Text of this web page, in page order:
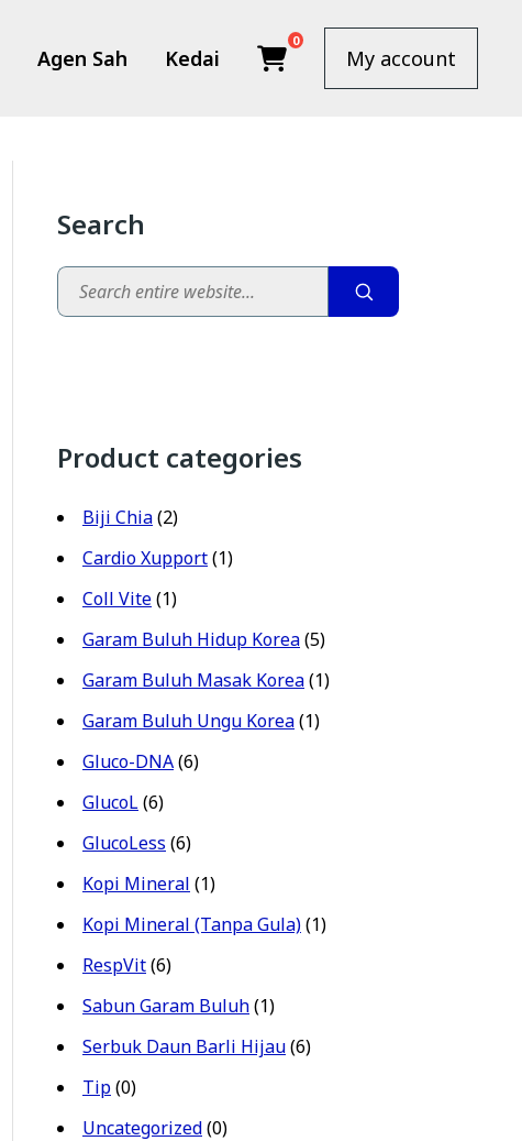
Agen Sah Kedai
0
My account
Search
Search
Product categories
Biji Chia(2)
Cardio Xupport(1)
Coll Vite(1)
Garam Buluh Hidup Korea(5)
Garam Buluh Masak Korea(1)
Garam Buluh Ungu Korea(1)
Gluco-DNA(6)
GlucoL(6)
GlucoLess (6)
Kopi Mineral (1)
Kopi Mineral (Tanpa Gula)(1)
RespVit(6)
Sabun Garam Buluh(1)
Serbuk Daun Barli Hijau(6)
Tip(0)
Uncategorized(0)